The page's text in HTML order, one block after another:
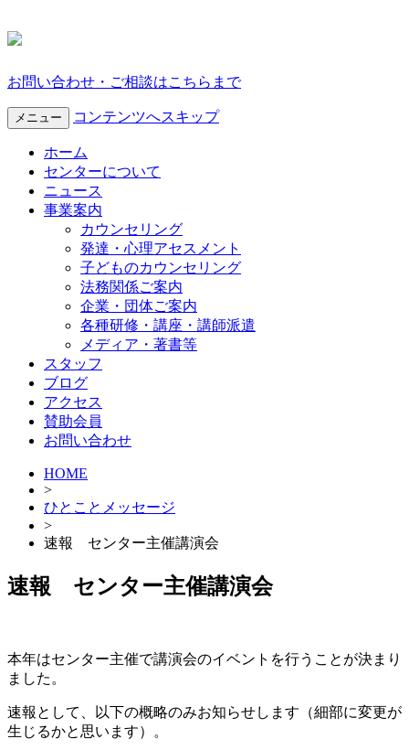
お問い合わせ・ご相談はこちらまで
メニュー コンテンツへスキップ
ホーム
センターについて
ニュース
事業案内
カウンセリング
発達・心理アセスメント
子どものカウンセリング
法務関係ご案内
企業・団体ご案内
各種研修・講座・講師派遣
メディア・著書等
スタッフ
ブログ
アクセス
賛助会員
お問い合わせ
HOME
>
ひとことメッセージ
>
速報 センター主催講演会
速報 センター主催講演会
本年はセンター主催で講演会のイベントを行うことが決まり
ました。
速報として、以下の概略のみお知らせします（細部に変更が
生じるかと思います）。